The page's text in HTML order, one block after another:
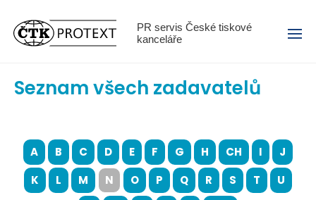
PR servis České tiskové
kanceláře
Menu
Seznam všech zadavatelů
A B C D E F G H CH I
J
K
L M N O P Q R S T
U